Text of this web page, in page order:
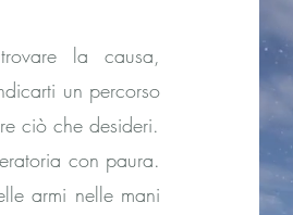
la causa,
un percorso
ciò che desideri.
con paura.
armi nelle mani